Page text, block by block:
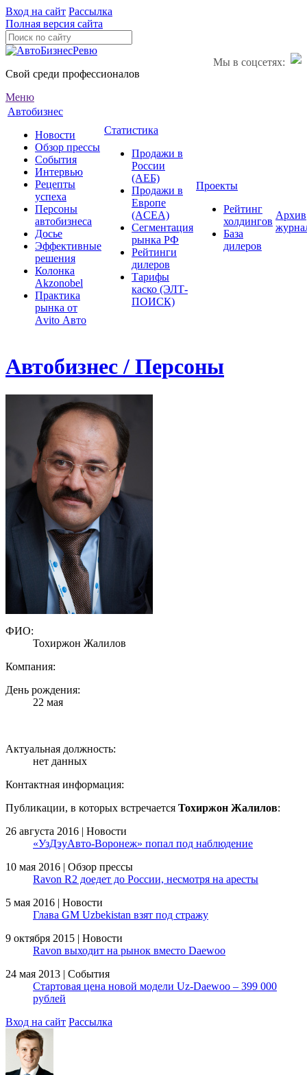
Вход на сайт Рассылка
Полная версия сайта
Мы в соцсетях:
Свой среди профессионалов
Меню
Автобизнес
Новости
Обзор прессы
События
Интервью
Рецепты
успеха
Персоны
автобизнеса
Досье
Эффективные
решения
Колонка
Akzonobel
Практика
рынка от
Аvito Авто
Статистика
Продажи в
России
(АЕБ)
Продажи в
Европе
(ACEA)
Сегментация
рынка РФ
Рейтинги
дилеров
Тарифы
каско (ЭЛТ-
ПОИСК)
Проекты
Рейтинг
холдингов
База
дилеров
Архив
Автобизнес / Персоны
ФИО:
Тохиржон Жалилов
Компания:
День рождения:
22 мая
Актуальная должность:
нет данных
Контактная информация:
Публикации, в которых встречается Тохиржон Жалилов:
26 августа 2016 | Новости
«УзДэуАвто-Воронеж» попал под наблюдение
10 мая 2016 | Обзор прессы
Ravon R2 доедет до России, несмотря на аресты
5 мая 2016 | Новости
Глава GM Uzbekistan взят под стражу
9 октября 2015 | Новости
Ravon выходит на рынок вместо Daewoo
24 мая 2013 | События
Стартовая цена новой модели Uz-Daewoo – 399 000
рублей
Вход на сайт Рассылка